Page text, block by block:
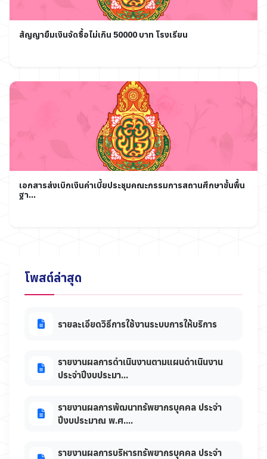
สัญญายืมเงินจัดซื้อไม่เกิน 50000 บาท โรงเรียน
เอกสารส่งเบิกเงินค่าเบี้ยประชุมคณะกรรมการสถานศึกษาขั้นพื้น
ฐา...
โพสต์ล่าสุด
รายละเอียดวิธีการใช้งานระบบการให้บริการ
รายงานผลการดำเนินงานตามแผนดำเนินงาน
ประจำปีงบประมา...
รายงานผลการพัฒนาทรัพยากรบุคคล ประจำ
ปีงบประมาณ พ.ศ....
รายงานผลการบริหารทรัพยากรบุคคล ประจำ